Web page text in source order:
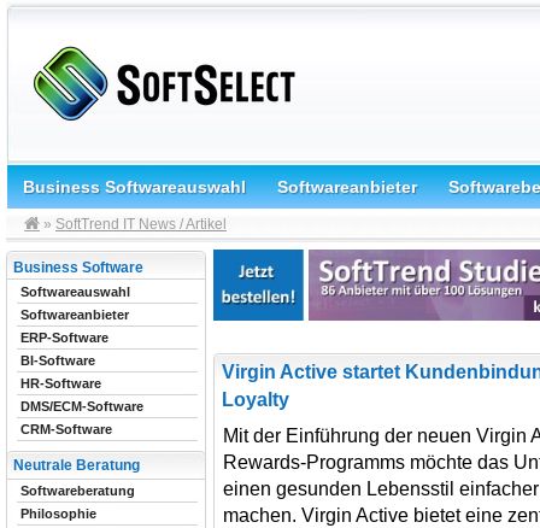
Business Softwareauswahl Softwareanbieter
» SoftTrend IT News / Artikel
Virgin Active startet
Loyalty
Mit der Einführung der neuen Virgin
Rewards-Programms möchte das
einen gesunden Lebensstil
machen. Virgin Active bietet eine
Business Software
Softwareauswahl
Softwareanbieter
ERP-Software
BI-Software
HR-Software
DMS/ECM-Software
CRM-Software
Neutrale Beratung
Softwareberatung
Philosophie